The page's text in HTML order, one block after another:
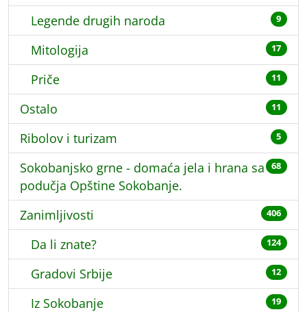
Legende drugih naroda 9
Mitologija 17
Priče 11
Ostalo 11
Ribolov i turizam 5
Sokobanjsko grne - domaća jela i hrana sa
podučja Opštine Sokobanje.
68
Zanimljivosti 406
Da li znate? 124
Gradovi Srbije 12
Iz Sokobanje 19